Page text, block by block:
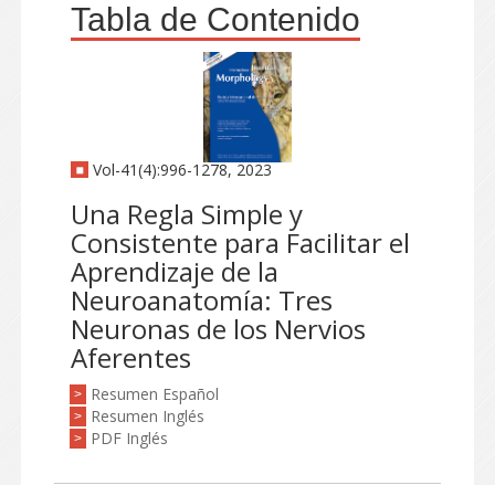
Tabla de Contenido
Vol-41(4):996-1278, 2023
Una Regla Simple y
Consistente para Facilitar el
Aprendizaje de la
Neuroanatomía: Tres
Neuronas de los Nervios
Aferentes
> Resumen Español
> Resumen Inglés
> PDF Inglés